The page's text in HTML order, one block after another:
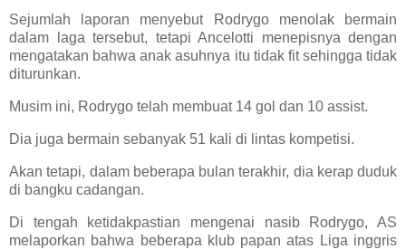
Sejumlah laporan menyebut Rodrygo menolak bermain
dalam laga tersebut, tetapi Ancelotti menepisnya dengan
mengatakan bahwa anak asuhnya itu tidak fit sehingga tidak
diturunkan.
Musim ini, Rodrygo telah membuat 14 gol dan 10 assist.
Dia juga bermain sebanyak 51 kali di lintas kompetisi.
Akan tetapi, dalam beberapa bulan terakhir, dia kerap duduk
di bangku cadangan.
Di tengah ketidakpastian mengenai nasib Rodrygo, AS
melaporkan bahwa beberapa klub papan atas Liga inggris